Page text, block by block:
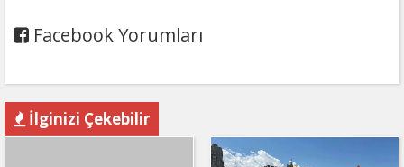
Facebook Yorumları
İlginizi Çekebilir